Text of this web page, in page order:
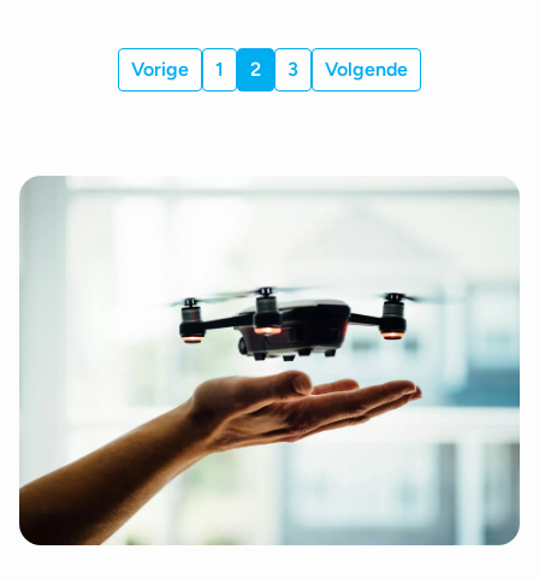
Vorige 1 2 3 Volgende